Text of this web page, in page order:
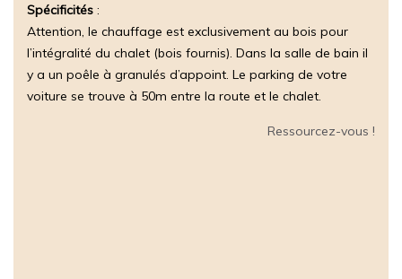
Spécificités :
Attention, le chauffage est exclusivement au bois pour
l’intégralité du chalet (bois fournis). Dans la salle de bain il
y a un poêle à granulés d’appoint. Le parking de votre
voiture se trouve à 50m entre la route et le chalet.
Ressourcez-vous !